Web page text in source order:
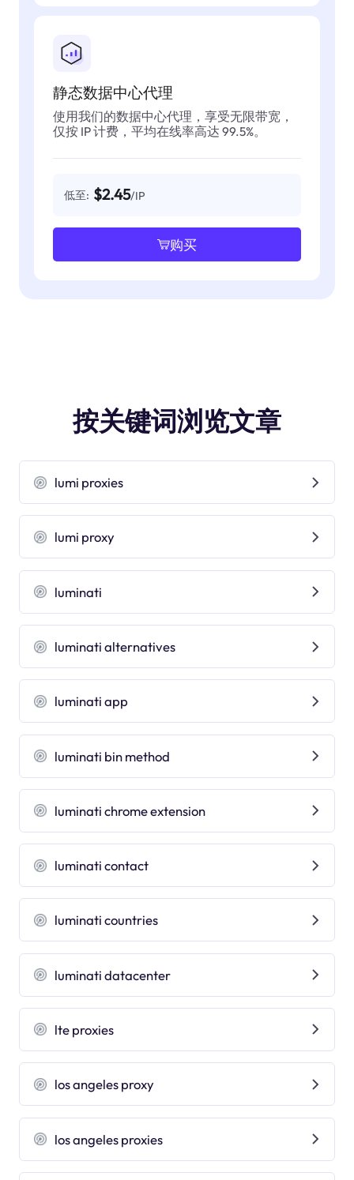
静态数据中心代理
使用我们的数据中心代理，享受无限带宽，
仅按 IP 计费，平均在线率高达 99.5%。
低至: $2.45/IP
购买
按关键词浏览文章
lumi proxies
lumi proxy
luminati
luminati alternatives
luminati app
luminati bin method
luminati chrome extension
luminati contact
luminati countries
luminati datacenter
lte proxies
los angeles proxy
los angeles proxies